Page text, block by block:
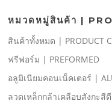
หมวดหมู่สินค้า |
สินค้าทั้งหมด | PRODUCT
ฟรีฟอร์ม | PREFORMED
อลูมิเนียมคอนเน็คเตอร์ |
ลวดเหล็กกล้าเคลือบสังกะสีตี